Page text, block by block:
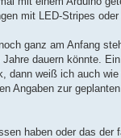
mit LED-Stripes
ganz am Anfang
dauern könnte.
dann weiß ich auch
Angaben zur
haben oder das der